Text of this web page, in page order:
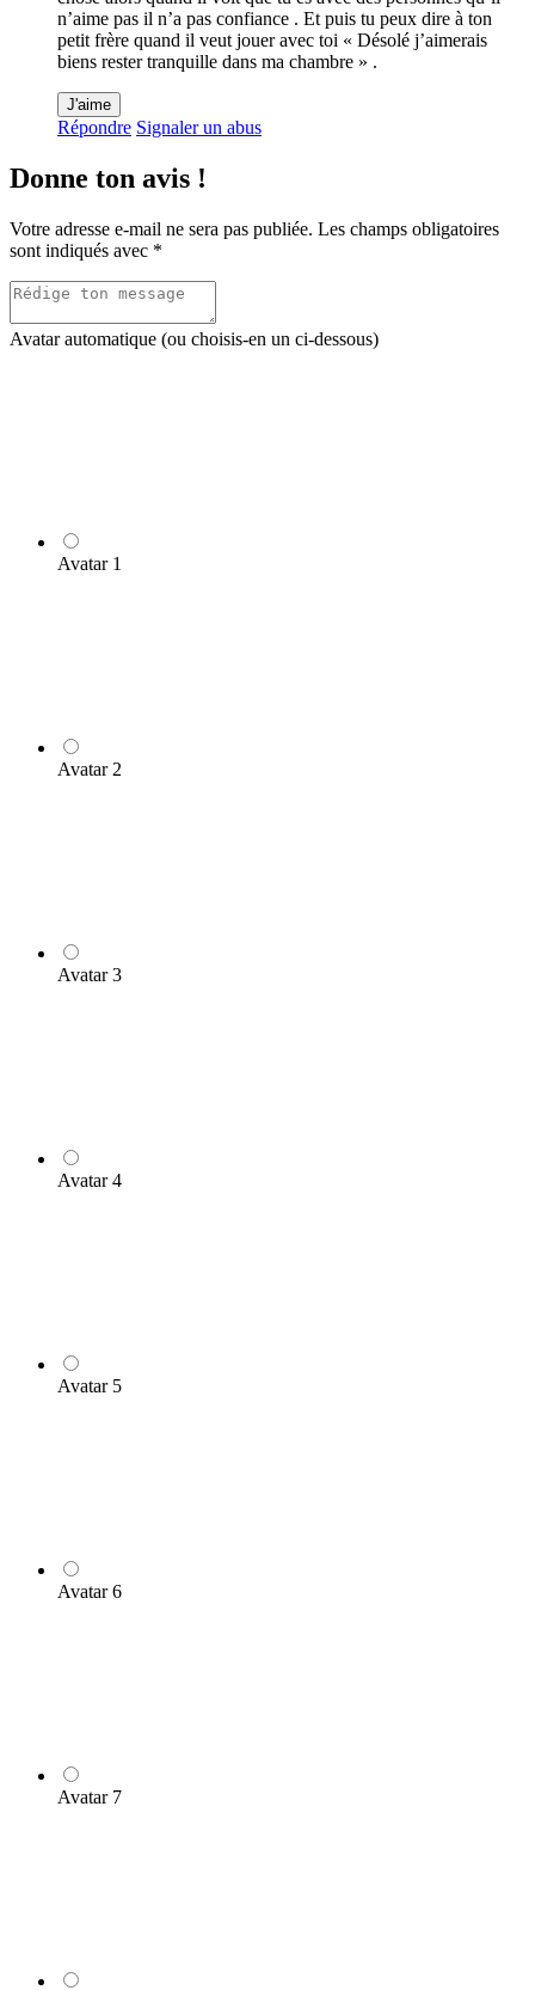
n’aime pas il n’a pas confiance . Et puis tu peux dire à ton
petit frère quand il veut jouer avec toi « Désolé j’aimerais
biens rester tranquille dans ma chambre » .
J'aime
Répondre Signaler un abus
Donne ton avis !
Votre adresse e-mail ne sera pas publiée. Les champs obligatoires
sont indiqués avec *
Avatar automatique (ou choisis-en un ci-dessous)
Avatar 1
Avatar 2
Avatar 3
Avatar 4
Avatar 5
Avatar 6
Avatar 7